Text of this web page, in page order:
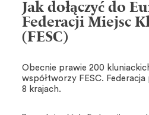
Jak dołączyć do
Federacji Miejsc
(FESC)
Obecnie prawie 200
współtworzy FESC.
8 krajach.